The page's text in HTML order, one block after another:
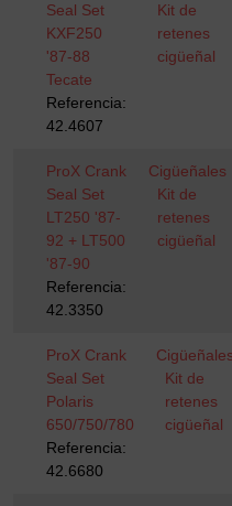
Seal Set
KXF250
'87-88
Tecate
Referencia:
42.4607
Kit de
retenes
cigüeñal
ProX Crank
Seal Set
LT250 '87-
92 + LT500
'87-90
Referencia:
42.3350
Cigüeñales
Kit de
retenes
cigüeñal
ProX Crank
Seal Set
Polaris
650/750/780
Referencia:
42.6680
Cigüeñales
Kit de
retenes
cigüeñal